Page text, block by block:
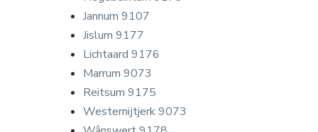
Jannum 9107
Jislum 9177
Lichtaard 9176
Marrum 9073
Reitsum 9175
Westernijtjerk 9073